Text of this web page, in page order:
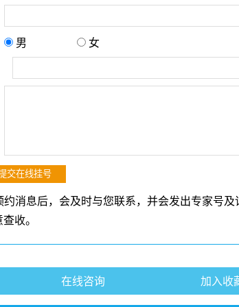
男
女
消息后，会及时与您联系，并会发出专家号及
收。
在线咨询 加入收